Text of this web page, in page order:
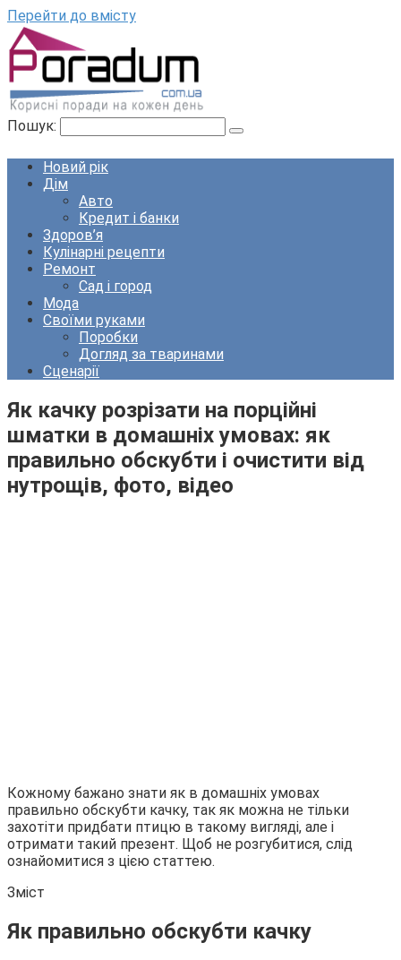
Перейти до вмісту
Пошук:
Новий рік
Дім
Авто
Кредит і банки
Здоров’я
Кулінарні рецепти
Ремонт
Сад і город
Мода
Своїми руками
Поробки
Догляд за тваринами
Сценарії
Як качку розрізати на порційні
шматки в домашніх умовах: як
правильно обскубти і очистити від
нутрощів, фото, відео
Кожному бажано знати як в домашніх умовах
правильно обскубти качку, так як можна не тільки
захотіти придбати птицю в такому вигляді, але і
отримати такий презент. Щоб не розгубитися, слід
ознайомитися з цією статтею.
Зміст
Як правильно обскубти качку